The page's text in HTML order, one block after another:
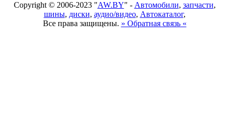
Copyright © 2006-2023 "AW.BY" - Автомобили, запчасти,
шины, диски, аудио/видео, Автокаталог,
Все права защищены. » Обратная связь «